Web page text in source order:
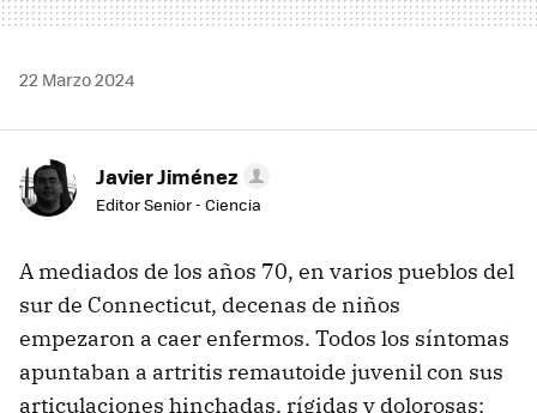
22 Marzo 2024
Javier Jiménez
Editor Senior - Ciencia
A mediados de los años 70, en varios pueblos del
sur de Connecticut, decenas de niños
empezaron a caer enfermos. Todos los síntomas
apuntaban a artritis remautoide juvenil con sus
articulaciones hinchadas, rígidas y dolorosas;